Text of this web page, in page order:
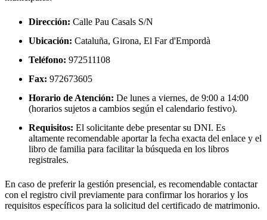
Dirección: Calle Pau Casals S/N
Ubicación: Cataluña, Girona, El Far d'Empordà
Teléfono: 972511108
Fax: 972673605
Horario de Atención: De lunes a viernes, de 9:00 a 14:00
(horarios sujetos a cambios según el calendario festivo).
Requisitos: El solicitante debe presentar su DNI. Es
altamente recomendable aportar la fecha exacta del enlace y el
libro de familia para facilitar la búsqueda en los libros
registrales.
En caso de preferir la gestión presencial, es recomendable contactar
con el registro civil previamente para confirmar los horarios y los
requisitos específicos para la solicitud del certificado de matrimonio.